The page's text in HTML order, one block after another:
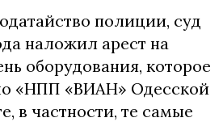
полиции, суд
наложил арест на
оборудования, которое
«НПП «ВИАН» Одесской
в частности, те самые